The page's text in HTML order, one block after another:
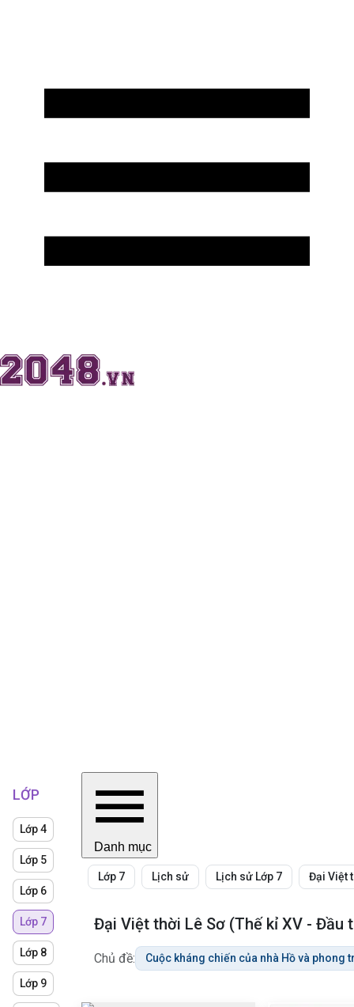
LỚP
Lớp 4
Lớp 5
Lớp 6
Lớp 7
Lớp 8
Lớp 9
Danh mục
Lớp 7 Lịch sử Lịch sử Lớp 7 Đại Việt
Đại Việt thời Lê Sơ (Thế kỉ XV - Đầu
Chủ đề: Cuộc kháng chiến của nhà Hồ và phong